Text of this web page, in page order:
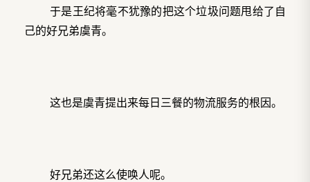
于是王纪将毫不犹豫的把这个垃圾问题甩给了自
己的好兄弟虞青。
这也是虞青提出来每日三餐的物流服务的根因。
好兄弟还这么使唤人呢。